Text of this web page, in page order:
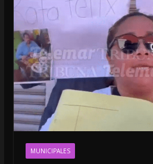
MUNICIPALES